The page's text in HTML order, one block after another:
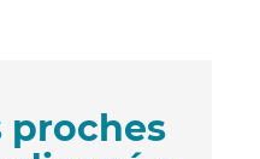
proches